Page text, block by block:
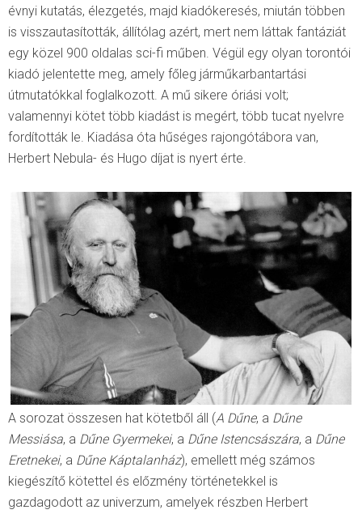
évnyi kutatás, élezgetés, majd kiadókeresés, miután többen
is visszautasították, állítólag azért, mert nem láttak fantáziát
egy közel 900 oldalas sci-fi műben. Végül egy olyan torontói
kiadó jelentette meg, amely főleg járműkarbantartási
útmutatókkal foglalkozott. A mű sikere óriási volt;
valamennyi kötet több kiadást is megért, több tucat nyelvre
fordították le. Kiadása óta hűséges rajongótábora van,
Herbert Nebula- és Hugo díjat is nyert érte.
A sorozat összesen hat kötetből áll (A Dűne, a Dűne
Messiása, a Dűne Gyermekei, a Dűne Istencsászára, a Dűne
Eretnekei, a Dűne Káptalanház), emellett még számos
kiegészítő kötettel és előzmény történetekkel is
gazdagodott az univerzum, amelyek részben Herbert